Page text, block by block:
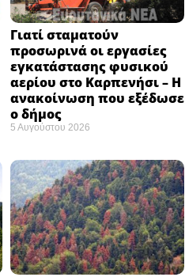
Γιατί σταματούν
προσωρινά οι εργασίες
εγκατάστασης φυσικού
αερίου στο Καρπενήσι – Η
ανακοίνωση που εξέδωσε
ο δήμος
5 Αυγούστου 2026